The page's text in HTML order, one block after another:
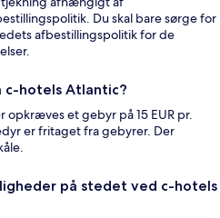
Du skal bare sørge for
afbestillingspolitik for de
hotels Atlantic?
et gebyr på 15 EUR pr.
er fritaget fra gebyrer. Der
på stedet ved c-hotels